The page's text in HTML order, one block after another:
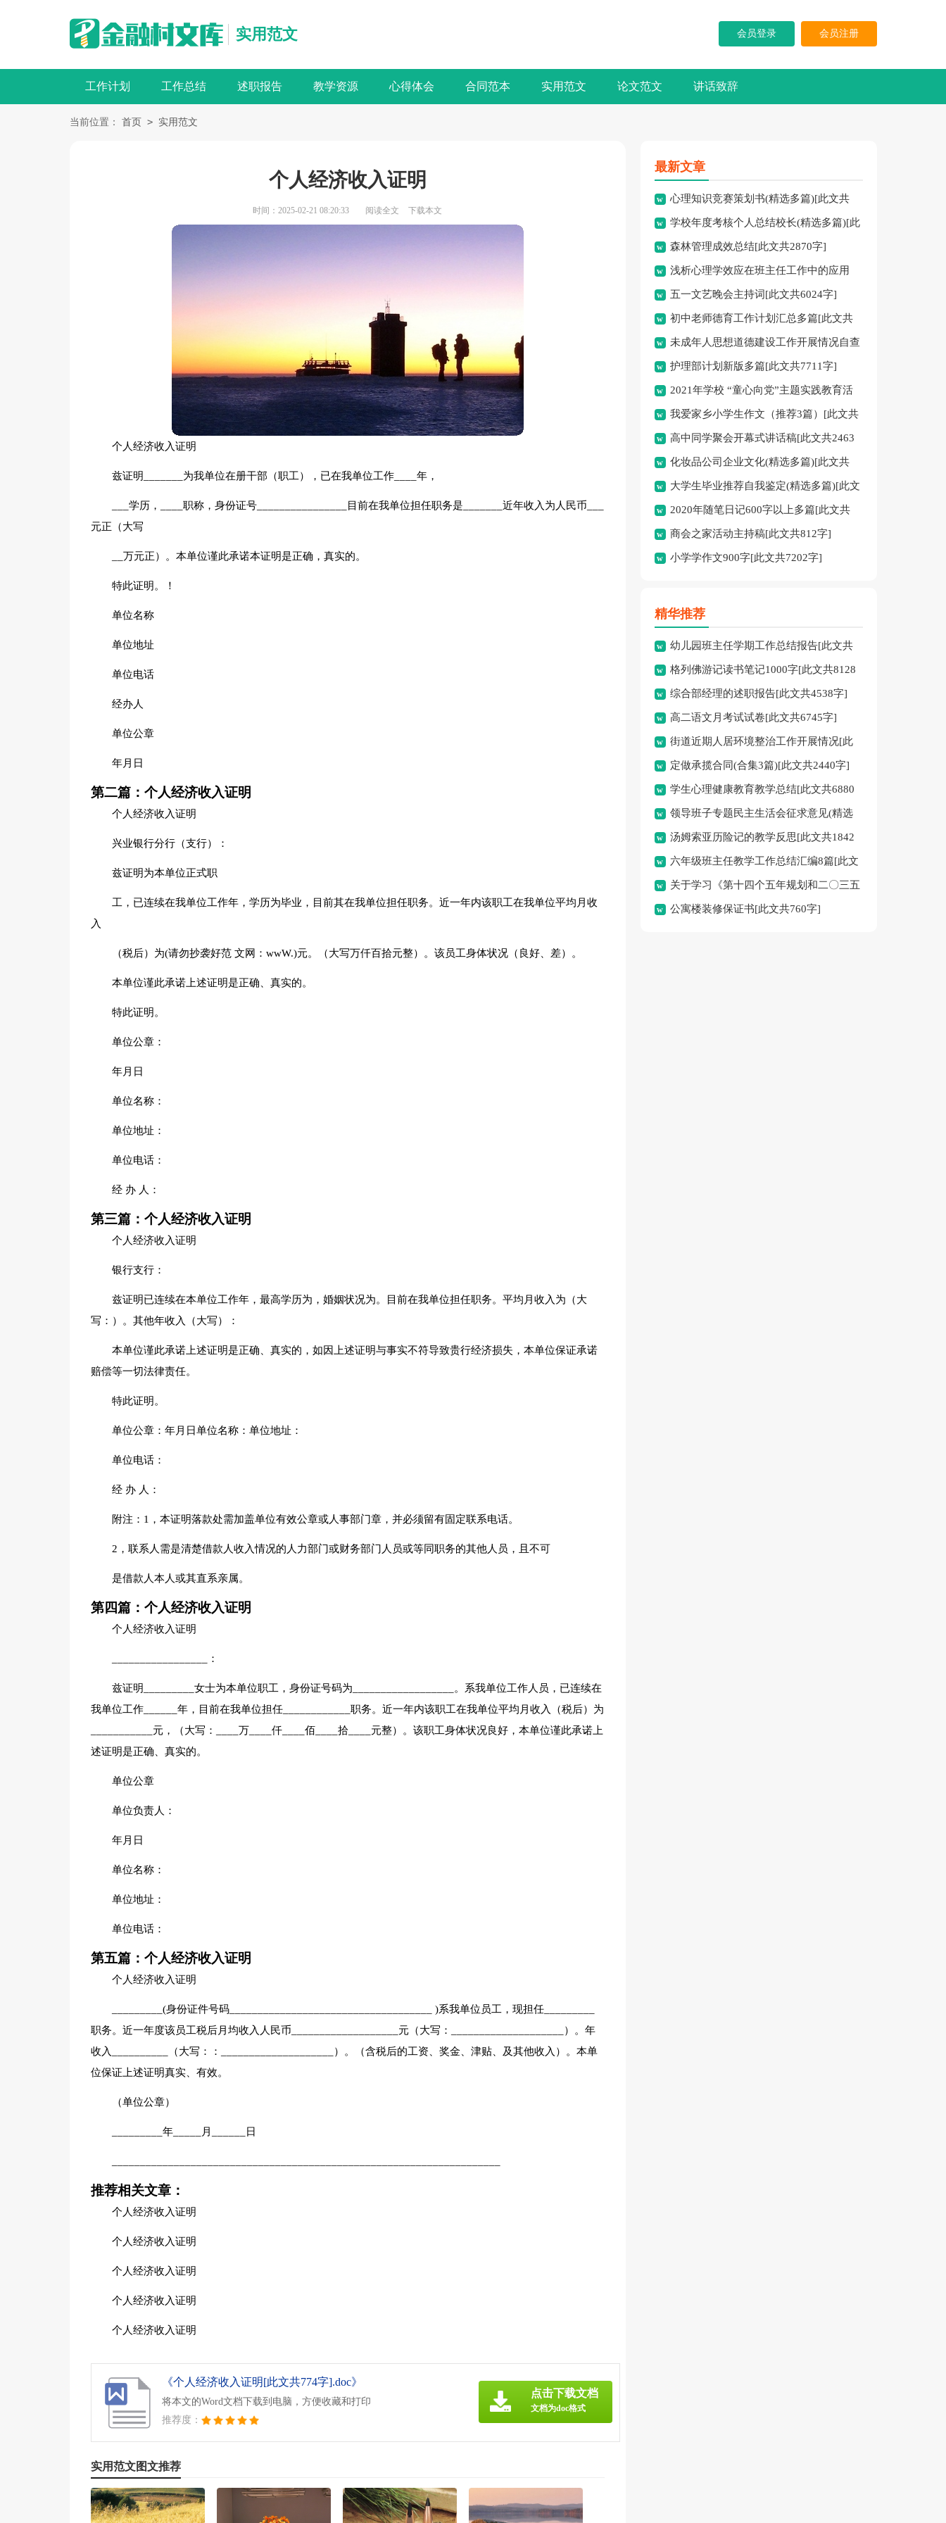
实用范文 会员登录 会员注册
工作计划 工作总结 述职报告 教学资源 心得体会 合同范本 实用范文 论文范文 讲话致辞
当前位置： 首页 > 实用范文
个人经济收入证明
时间：2025-02-21 08:20:33 阅读全文 下载本文
个人经济收入证明
兹证明_______为我单位在册干部（职工），已在我单位工作____年，
___学历，____职称，身份证号________________目前在我单位担任职务是_______近年收入为人民币___
元正（大写
__万元正）。本单位谨此承诺本证明是正确，真实的。
特此证明。！
单位名称
单位地址
单位电话
经办人
单位公章
年月日
第二篇：个人经济收入证明
个人经济收入证明
兴业银行分行（支行）：
兹证明为本单位正式职
工，已连续在我单位工作年，学历为毕业，目前其在我单位担任职务。近一年内该职工在我单位平均月收
入
（税后）为(请勿抄袭好范 文网：wwW.)元。（大写万仟百拾元整）。该员工身体状况（良好、差）。
本单位谨此承诺上述证明是正确、真实的。
特此证明。
单位公章：
年月日
单位名称：
单位地址：
单位电话：
经 办 人：
第三篇：个人经济收入证明
个人经济收入证明
银行支行：
兹证明已连续在本单位工作年，最高学历为，婚姻状况为。目前在我单位担任职务。平均月收入为（大
写：）。其他年收入（大写）：
本单位谨此承诺上述证明是正确、真实的，如因上述证明与事实不符导致贵行经济损失，本单位保证承诺
赔偿等一切法律责任。
特此证明。
单位公章：年月日单位名称：单位地址：
单位电话：
经 办 人：
附注：1，本证明落款处需加盖单位有效公章或人事部门章，并必须留有固定联系电话。
2，联系人需是清楚借款人收入情况的人力部门或财务部门人员或等同职务的其他人员，且不可
是借款人本人或其直系亲属。
第四篇：个人经济收入证明
个人经济收入证明
_________________：
兹证明_________女士为本单位职工，身份证号码为__________________。系我单位工作人员，已连续在
我单位工作______年，目前在我单位担任____________职务。近一年内该职工在我单位平均月收入（税后）为
___________元，（大写：____万____仟____佰____拾____元整）。该职工身体状况良好，本单位谨此承诺上
述证明是正确、真实的。
单位公章
单位负责人：
年月日
单位名称：
单位地址：
单位电话：
第五篇：个人经济收入证明
个人经济收入证明
_________(身份证件号码____________________________________ )系我单位员工，现担任_________
职务。近一年度该员工税后月均收入人民币___________________元（大写：____________________）。年
收入__________（大写：：____________________）。（含税后的工资、奖金、津贴、及其他收入）。本单
位保证上述证明真实、有效。
（单位公章）
_________年_____月______日
推荐相关文章：
个人经济收入证明
个人经济收入证明
个人经济收入证明
个人经济收入证明
个人经济收入证明
《个人经济收入证明[此文共774字].doc》
将本文的Word文档下载到电脑，方便收藏和打印
推荐度：
点击下载文档
文档为doc格式
实用范文图文推荐
最新文章
心理知识竞赛策划书(精选多篇)[此文共
5937字]
学校年度考核个人总结校长(精选多篇)[此
文共7741字]
森林管理成效总结[此文共2870字]
浅析心理学效应在班主任工作中的应用
[此文共3828字]
五一文艺晚会主持词[此文共6024字]
初中老师德育工作计划汇总多篇[此文共
11627字]
未成年人思想道德建设工作开展情况自查
报告[此文共12435字]
护理部计划新版多篇[此文共7711字]
2021年学校 “童心向党”主题实践教育活
动方案[此文共1080字]
我爱家乡小学生作文（推荐3篇）[此文共
1167字]高中同学聚会开幕式讲话稿[此文共2463
字] 化妆品公司企业文化(精选多篇)[此文共
6398字]
大学生毕业推荐自我鉴定(精选多篇)[此文
共5048字]
2020年随笔日记600字以上多篇[此文共
2977字]
商会之家活动主持稿[此文共812字]
小学学作文900字[此文共7202字]
精华推荐
幼儿园班主任学期工作总结报告[此文共
3957字]
格列佛游记读书笔记1000字[此文共8128
字] 综合部经理的述职报告[此文共4538字]
高二语文月考试试卷[此文共6745字]
街道近期人居环境整治工作开展情况[此
文共639字]
定做承揽合同(合集3篇)[此文共2440字]
学生心理健康教育教学总结[此文共6880
字] 领导班子专题民主生活会征求意见(精选
多篇)[此文共3695字]
汤姆索亚历险记的教学反思[此文共1842
字] 六年级班主任教学工作总结汇编8篇[此文
共12674字]
关于学习《第十四个五年规划和二〇三五
年远景目标的建议》的心得体会[此文共1365
公寓楼装修保证书[此文共760字]